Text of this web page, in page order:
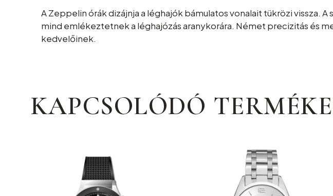
A Zeppelin órák dizájnja a léghajók bámulatos vonalait tükrözi vissza.
mind emlékeztetnek a léghajózás aranykorára. Német precizitás és
kedvelőinek.
KAPCSOLÓDÓ